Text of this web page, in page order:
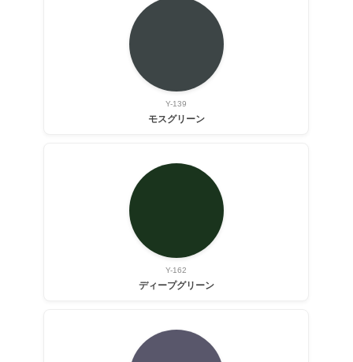
Y-139
モスグリーン
Y-162
ディープグリーン